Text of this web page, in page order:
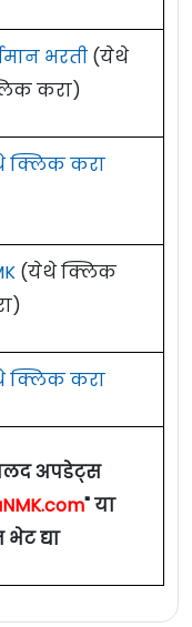
भरती (येथे
करा)
क्लिक करा
(येथे क्लिक
क्लिक करा
अपडेट्स
" या
द्या